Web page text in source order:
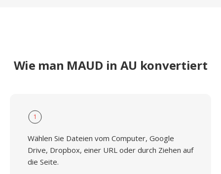
Wie man MAUD in AU konvertiert
1
Wählen Sie Dateien vom Computer, Google
Drive, Dropbox, einer URL oder durch Ziehen auf
die Seite.